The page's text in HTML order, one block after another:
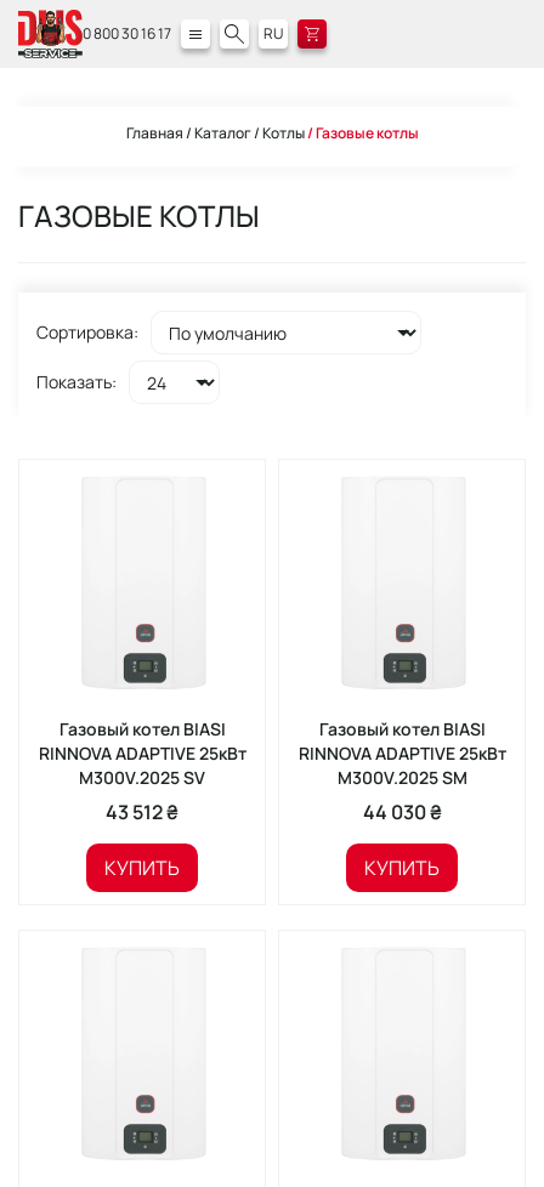
0 800 30 16 17 RU
Главная Каталог Котлы Газовые котлы
ГАЗОВЫЕ КОТЛЫ
Сортировка:
Показать:
Газовый котел BIASI
RINNOVA ADAPTIVE 25кВт
M300V.2025 SV
43 512 ₴
КУПИТЬ
Газовый котел BIASI
RINNOVA ADAPTIVE 25кВт
M300V.2025 SМ
44 030 ₴
КУПИТЬ